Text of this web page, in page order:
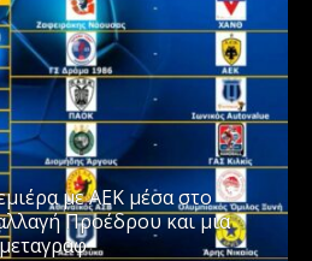
με ΑΕΚ μέσα στο
Προέδρου και μια